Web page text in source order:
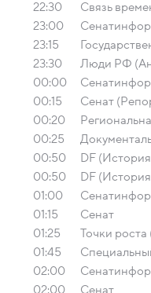
22:30
Связь
23:00
23:15
23:30
Люди РФ
00:00
00:15
Сенат
00:20
00:25
00:50
DF
00:50
DF
01:00
01:15
Сенат
01:25
Точки
01:45
02:00
02:00
Сенат